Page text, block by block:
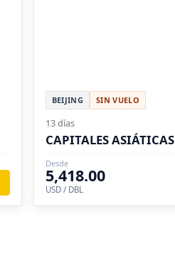
BEIJING SIN VUELO
13 días
CAPITALES ASIÁTICAS
Desde
5,418.00
USD / DBL